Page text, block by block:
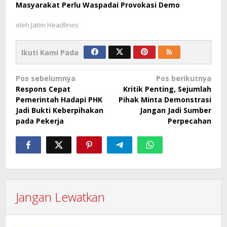
Masyarakat Perlu Waspadai Provokasi Demo
oleh Jatim Headlines
Ikuti Kami Pada
Navigasi
pos
Pos sebelumnya
Respons Cepat
Pemerintah Hadapi PHK
Jadi Bukti Keberpihakan
pada Pekerja
Pos berikutnya
Kritik Penting, Sejumlah
Pihak Minta Demonstrasi
Jangan Jadi Sumber
Perpecahan
Jangan Lewatkan